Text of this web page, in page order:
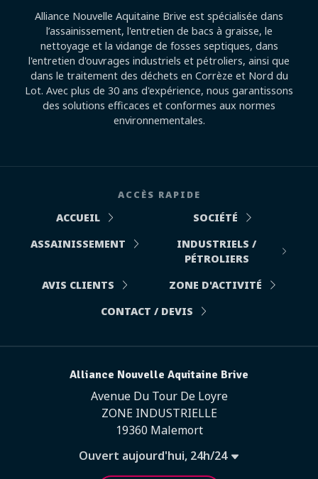
Alliance Nouvelle Aquitaine Brive est spécialisée dans
l’assainissement, l'entretien de bacs à graisse, le
nettoyage et la vidange de fosses septiques, dans
l'entretien d'ouvrages industriels et pétroliers, ainsi que
dans le traitement des déchets en Corrèze et Nord du
Lot. Avec plus de 30 ans d'expérience, nous garantissons
des solutions efficaces et conformes aux normes
environnementales.
ACCÈS RAPIDE
ACCUEIL
SOCIÉTÉ
ASSAINISSEMENT
INDUSTRIELS /
PÉTROLIERS
AVIS CLIENTS
ZONE D'ACTIVITÉ
CONTACT / DEVIS
Alliance Nouvelle Aquitaine Brive
Avenue Du Tour De Loyre
ZONE INDUSTRIELLE
19360 Malemort
Ouvert aujourd'hui, 24h/24